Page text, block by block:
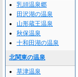
乳頭温泉郷
田沢湖の温泉
山形蔵王温泉
秋保温泉
十和田湖の温泉
北関東の温泉
草津温泉